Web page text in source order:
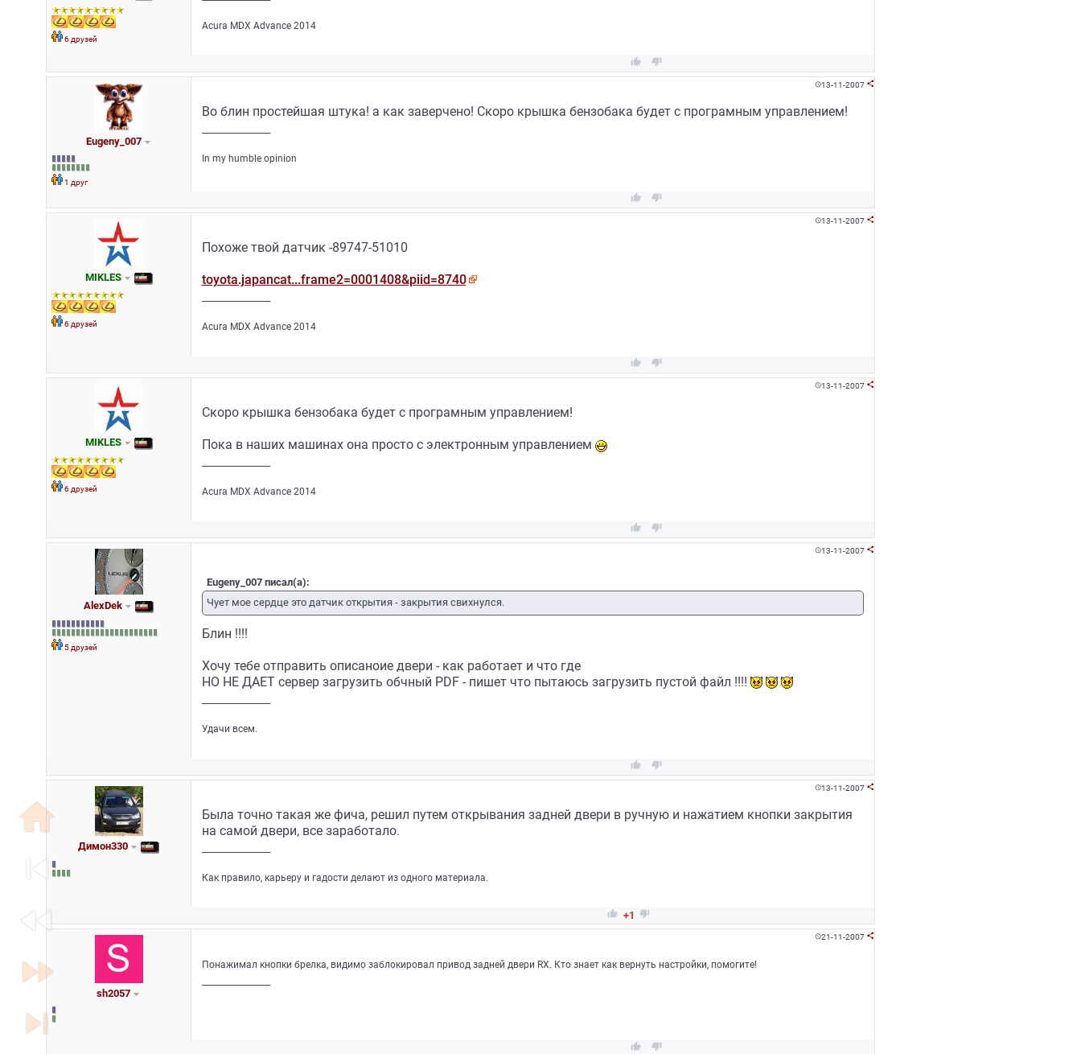
home
skip_previous
fast_rewind
fast_forward
skip_next
6 друзей
Acura MDX Advance 2014
 
Eugeny_007
1 друг
13-11-2007 
Во блин простейшая штука! а как заверчено! Скоро крышка бензобака будет с програмным управлением!
In my humble opinion
 
MIKLES
6 друзей
13-11-2007 
Похоже твой датчик -89747-51010
toyota.japancat...frame2=0001408&piid=8740
Acura MDX Advance 2014
 
MIKLES
6 друзей
13-11-2007 
Скоро крышка бензобака будет с програмным управлением!
Пока в наших машинах она просто с электронным управлением
Acura MDX Advance 2014
 
AlexDek
5 друзей
13-11-2007 
Eugeny_007 писал(а):
Чует мое сердце это датчик открытия - закрытия свихнулся.
Блин !!!!
Хочу тебе отправить описаноие двери - как работает и что где
НО НЕ ДАЕТ сервер загрузить обчный PDF - пишет что пытаюсь загрузить пустой файл !!!!
Удачи всем.
 
Димон330
13-11-2007 
Была точно такая же фича, решил путем открывания задней двери в ручную и нажатием кнопки закрытия
на самой двери, все заработало.
Как правило, карьеру и гадости делают из одного материала.
 +1 
sh2057
21-11-2007 
Понажимал кнопки брелка, видимо заблокировал привод задней двери RX. Кто знает как вернуть настройки, помогите!
 